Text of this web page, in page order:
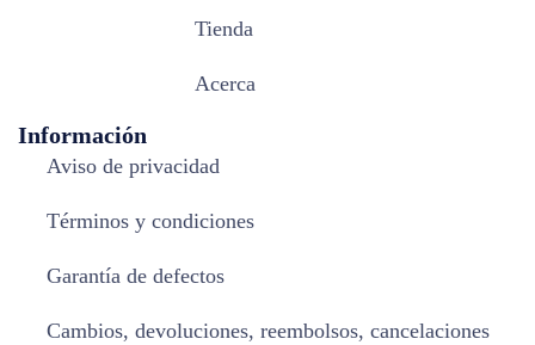
Tienda
Acerca
Información
Aviso de privacidad
Términos y condiciones
Garantía de defectos
Cambios, devoluciones, reembolsos, cancelaciones